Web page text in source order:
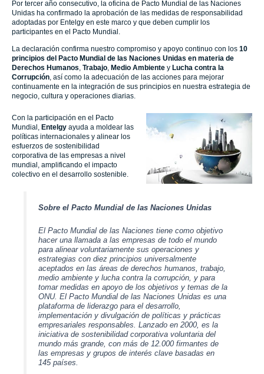
Por tercer año consecutivo, la oficina de Pacto Mundial de las Naciones
Unidas ha confirmado la aprobación de las medidas de responsabilidad
adoptadas por Entelgy en este marco y que deben cumplir los
participantes en el Pacto Mundial.
La declaración confirma nuestro compromiso y apoyo continuo con los 10
principios del Pacto Mundial de las Naciones Unidas en materia de
Derechos Humanos, Trabajo, Medio Ambiente y Lucha contra la
Corrupción, así como la adecuación de las acciones para mejorar
continuamente en la integración de sus principios en nuestra estrategia de
negocio, cultura y operaciones diarias.
Con la participación en el Pacto
Mundial, Entelgy ayuda a moldear las
políticas internacionales y alinear los
esfuerzos de sostenibilidad
corporativa de las empresas a nivel
mundial, amplificando el impacto
colectivo en el desarrollo sostenible.
Sobre el Pacto Mundial de las Naciones Unidas
El Pacto Mundial de las Naciones tiene como objetivo
hacer una llamada a las empresas de todo el mundo
para alinear voluntariamente sus operaciones y
estrategias con diez principios universalmente
aceptados en las áreas de derechos humanos, trabajo,
medio ambiente y lucha contra la corrupción, y para
tomar medidas en apoyo de los objetivos y temas de la
ONU. El Pacto Mundial de las Naciones Unidas es una
plataforma de liderazgo para el desarrollo,
implementación y divulgación de políticas y prácticas
empresariales responsables. Lanzado en 2000, es la
iniciativa de sostenibilidad corporativa voluntaria del
mundo más grande, con más de 12.000 firmantes de
las empresas y grupos de interés clave basadas en
145 países.